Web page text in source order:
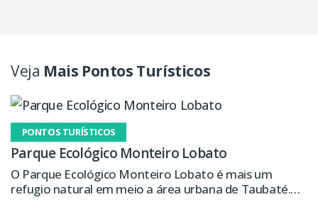
Veja Mais Pontos Turísticos
PONTOS TURÍSTICOS
Parque Ecológico Monteiro Lobato
O Parque Ecológico Monteiro Lobato é mais um
refugio natural em meio a área urbana de Taubaté.